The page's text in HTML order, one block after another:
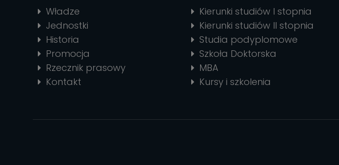
Władze
Jednostki
Historia
Promocja
Rzecznik prasowy
Kontakt
Kierunki studiów I stopnia
Kierunki studiów II stopnia
Studia podyplomowe
Szkoła Doktorska
MBA
Kursy i szkolenia